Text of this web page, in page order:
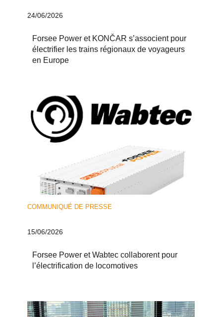
24/06/2026
Forsee Power et KONČAR s’associent pour
électrifier les trains régionaux de voyageurs
en Europe
COMMUNIQUÉ DE PRESSE
15/06/2026
Forsee Power et Wabtec collaborent pour
l’électrification de locomotives